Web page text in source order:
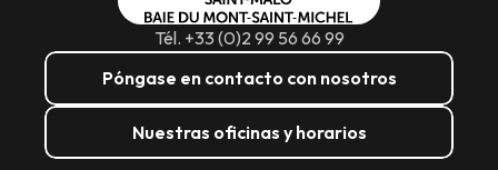
Tél. +33 (0)2 99 56 66 99
Póngase en contacto con nosotros
Nuestras oficinas y horarios